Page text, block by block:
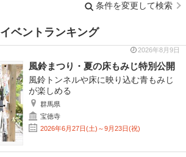
条件を変更して検索
イベントランキング
2026年8月9日
風鈴まつり・夏の床もみじ特別公開
風鈴トンネルや床に映り込む青もみじ
が楽しめる
群馬県
宝徳寺
2026年6月27日(土)～9月23日(祝)